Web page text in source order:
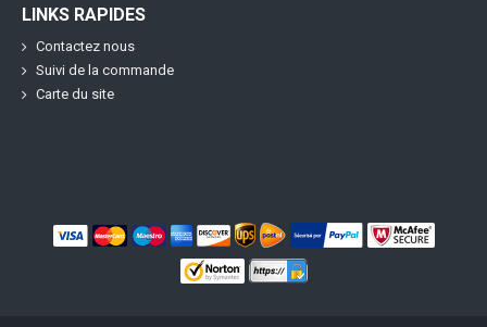
LINKS RAPIDES
Contactez nous
Suivi de la commande
Carte du site